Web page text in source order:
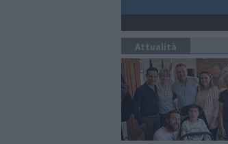
Attualità